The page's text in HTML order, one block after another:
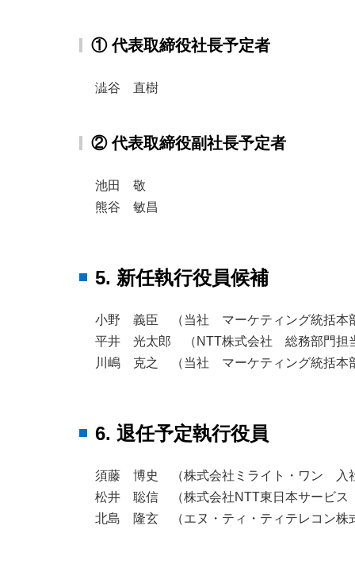
① 代表取締役社長予定者
澁谷 直樹
② 代表取締役副社長予定者
池田 敬
熊谷 敏昌
5. 新任執行役員候補
小野 義臣 （当社 マーケティング統括本
平井 光太郎 （NTT株式会社 総務部門担
川嶋 克之 （当社 マーケティング統括本
6. 退任予定執行役員
須藤 博史 （株式会社ミライト・ワン 入
松井 聡信 （株式会社NTT東日本サービ
北島 隆玄 （エヌ・ティ・ティテレコン株